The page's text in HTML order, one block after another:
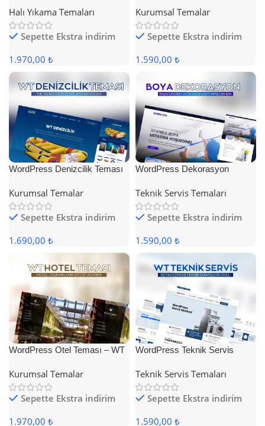
Halı Yıkama Temaları
Sepette Ekstra indirim
1.970,00 ₺
Kurumsal Temalar
Sepette Ekstra indirim
1.590,00 ₺
WordPress Denizcilik Teması
Kurumsal Temalar
Sepette Ekstra indirim
1.690,00 ₺
WordPress Dekorasyon
Teknik Servis Temaları
Sepette Ekstra indirim
1.590,00 ₺
WordPress Otel Teması – WT
Kurumsal Temalar
Sepette Ekstra indirim
1.970,00 ₺
WordPress Teknik Servis
Teknik Servis Temaları
Sepette Ekstra indirim
1.590,00 ₺